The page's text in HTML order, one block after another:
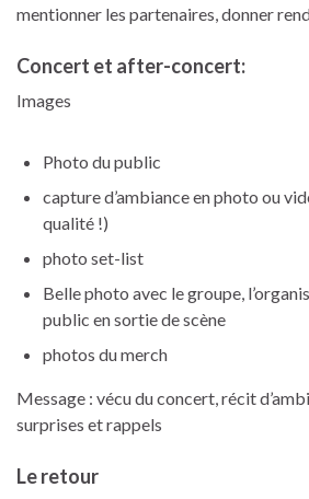
mentionner les partenaires, donner
Concert et after-concert:
Images
Photo du public
capture d’ambiance en photo ou
qualité !)
photo set-list
Belle photo avec le groupe,
public en sortie de scène
photos du merch
Message : vécu du concert, récit
surprises et rappels
Le retour